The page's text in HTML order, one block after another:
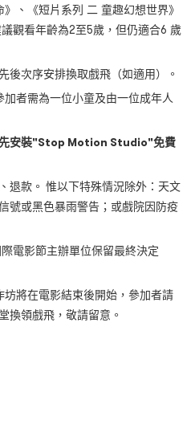
》、《短片系列 二 童趣幻想世界》
觀看年齡為2至5歲，但仍適合6 歲
後次序安排換取戲飛（如適用）。
者需為一位小童及由一位成年人
安裝"Stop Motion Studio"免費
退款。 惟以下特殊情況除外：天文
號或黑色暴雨警告；或戲院因防疫
電影節主辦單位保留最終決定
將在電影結束後開始，參加者請
換領戲飛，敬請留意。